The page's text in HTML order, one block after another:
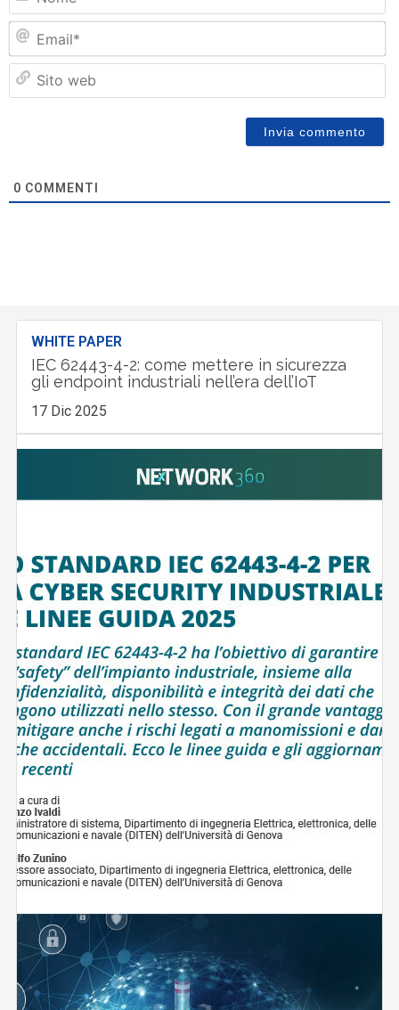
0 COMMENTI
WHITE PAPER
IEC 62443-4-2: come mettere in sicurezza
gli endpoint industriali nell’era dell’IoT
17 Dic 2025